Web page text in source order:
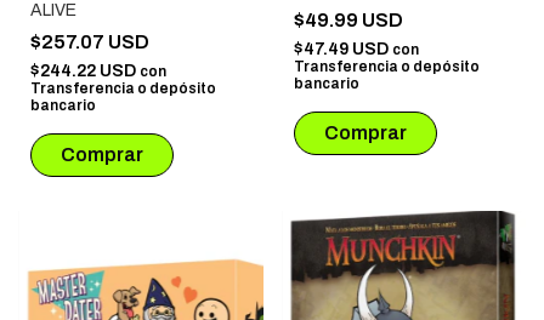
ALIVE
$257.07 USD
$244.22 USD con
Transferencia o depósito
bancario
$49.99 USD
$47.49 USD con
Transferencia o depósito
bancario